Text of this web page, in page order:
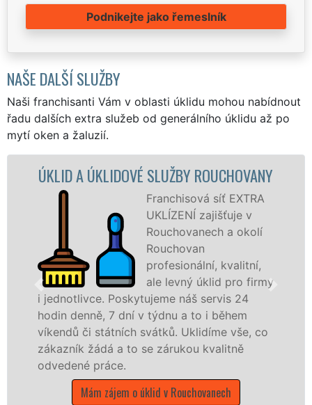
Podnikejte jako řemeslník
NAŠE DALŠÍ SLUŽBY
Naši franchisanti Vám v oblasti úklidu mohou nabídnout
řadu dalších extra služeb od generálního úklidu až po
mytí oken a žaluzií.
SLUŽBY ROUCHOVANY
Franchisová síť EXTRA
UKLÍZENÍ zajišťuje v
Rouchovanech a okolí
Rouchovan
profesionální, kvalitní,
ale levný úklid pro firmy
náš servis 24
dní v týdnu a to i během
svátků. Uklidíme vše, co
a to se zárukou kvalitně
o úklid v Rouchovanech
nabízíme pro
státní podniky,
kraji Vysočina